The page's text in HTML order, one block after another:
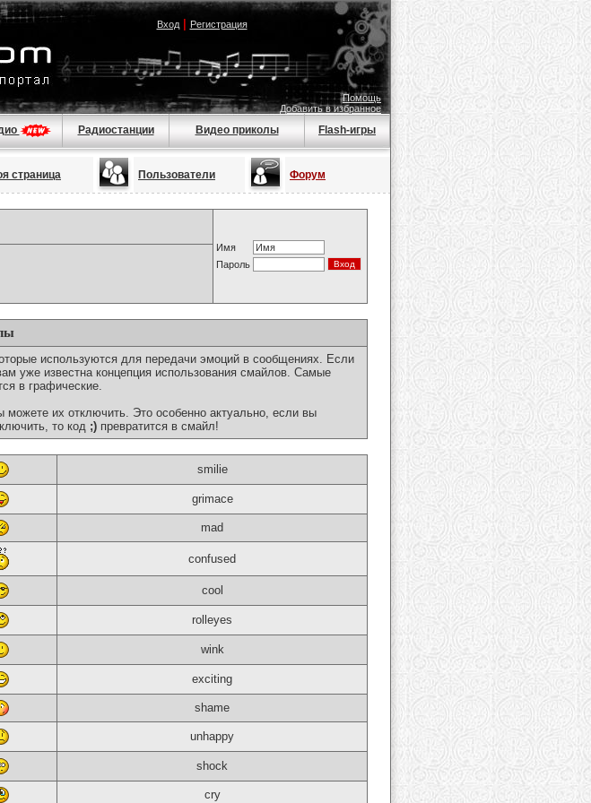
Вход| Регистрация
Помощь
Добавить в избранное
Радиостанции Видео приколы Flash-игры
страница Пользователи Форум
Имя
Пароль
используются для передачи эмоций в сообщениях. Если
уже известна концепция использования смайлов. Самые
в графические.
их отключить. Это особенно актуально, если вы
то код ;) превратится в смайл!
smilie
grimace
mad
confused
cool
rolleyes
wink
exciting
shame
unhappy
shock
cry